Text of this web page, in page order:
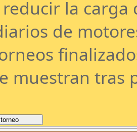
reducir la
de
muestran tras